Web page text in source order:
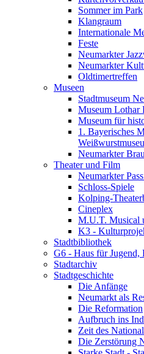
Sommer im Park
Klangraum
Internationale
Feste
Neumarkter
Neumarkter
Oldtimertreffen
Museen
Stadtmuseum
Museum Lothar
Museum für
1. Bayerisches
Neumarkter
Theater und Film
Neumarkter
Schloss-Spiele
Kolping-
Cineplex
M.U.T. Musical
K3 -
Stadtbibliothek
G6 - Haus für
Stadtarchiv
Stadtgeschichte
Die Anfänge
Neumarkt als
Die Reformation
Aufbruch ins
Zeit des
Die Zerstörung